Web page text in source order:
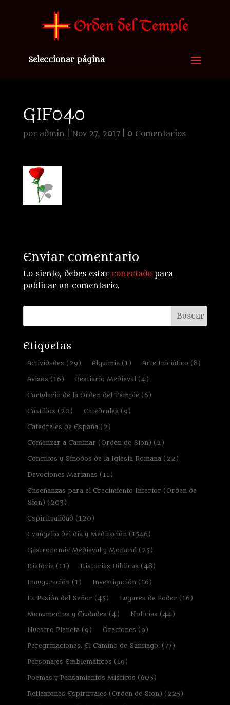
Seleccionar página
GIF040
por admin Nov 27, 2017| 0 Comentarios
Enviar comentario
Lo siento, debes estar conectadopara
publicar un comentario.
Etiquetas
Actividades (29) Alquimia(1) Arte Iniciático (8)
Avisos (16) Bestiario Medieval(4)
Cartulario de la Orden del Temple (6)
Castillos (20) Catedrales (9)
Catedrales de España(2)
Comenzar a Caminar (Orden de Sion) (2)
Concilios y Sínodos de la Iglesia Romana(22)
Devociones Marianas (11)
Enseñanzas para el Crecimiento Interior (Orden de
Sion) (203)
Espiritualidad (120)
Evangelio del día y Meditación(1546)
Gastronomía Medieval y Monacal(25)
Historia(11) Historias Bíblicas (48)
Inauguración(1) Investigación(16)
La Pasión del Señor (45) Lugares de Poder (16)
Monumentos y Ciudades (4) Noticias (44)
Nuestro Planeta(9) Oraciones (9)
Peregrinaciones. El Camino de Santiago.(77)
Personajes Emblemáticos (19)
Poemas y Pensamientos Místicos (603)
Reflexiones Espirituales (Orden de Sion) (225)